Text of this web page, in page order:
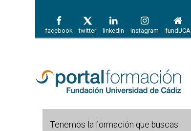
facebook twitter linkedin instagram fundUCA
Tenemos la formación que buscas